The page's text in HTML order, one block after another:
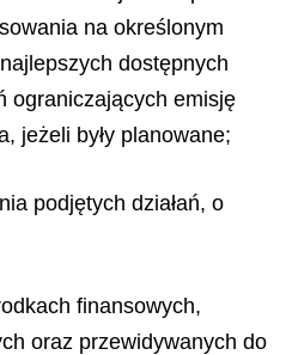
na określonym
dostępnych
ograniczających emisję
jeżeli były planowane;
podjętych działań, o
finansowych,
oraz przewidywanych do